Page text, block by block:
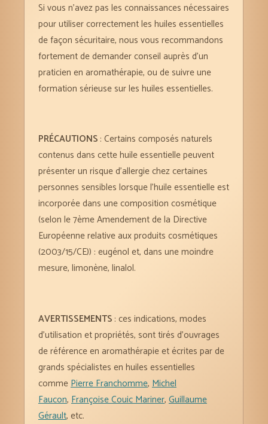
Si vous n’avez pas les connaissances nécessaires
pour utiliser correctement les huiles essentielles
de façon sécuritaire, nous vous recommandons
fortement de demander conseil auprès d’un
praticien en aromathérapie, ou de suivre une
formation sérieuse sur les huiles essentielles.
PRÉCAUTIONS : Certains composés naturels
contenus dans cette huile essentielle peuvent
présenter un risque d’allergie chez certaines
personnes sensibles lorsque l’huile essentielle est
incorporée dans une composition cosmétique
(selon le 7ème Amendement de la Directive
Européenne relative aux produits cosmétiques
(2003/15/CE)) : eugénol et, dans une moindre
mesure, limonène, linalol.
AVERTISSEMENTS : ces indications, modes
d’utilisation et propriétés, sont tirés d’ouvrages
de référence en aromathérapie et écrites par de
grands spécialistes en huiles essentielles
commePierre Franchomme,Michel
Faucon,Françoise Couic Mariner,Guillaume
Gérault, etc.